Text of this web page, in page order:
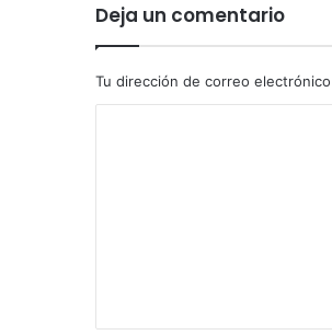
Deja un comentario
Tu dirección de correo